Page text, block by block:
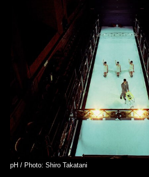
pH / Photo: Shiro Takatani